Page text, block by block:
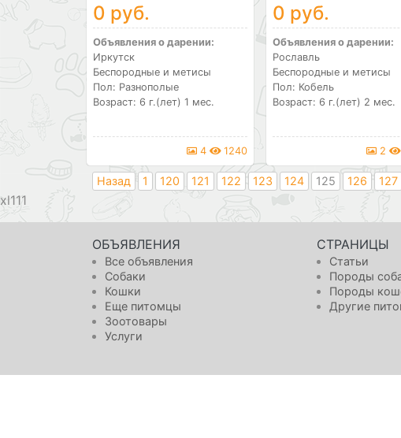
0 руб.
Объявления о дарении:
Иркутск
Беспородные и метисы
Пол: Разнополые
Возраст: 6 г.(лет) 1 мес.
4 1240
0 руб.
Объявления о дарении:
Рославль
Беспородные и метисы
Пол: Кобель
Возраст: 6 г.(лет) 2 мес.
2
Назад 1 120 121 122 123 124 125 126 127
111
ОБЪЯВЛЕНИЯ
Все объявления
Собаки
Кошки
Еще питомцы
Зоотовары
Услуги
СТРАНИЦЫ
Статьи
Породы
Породы
Другие